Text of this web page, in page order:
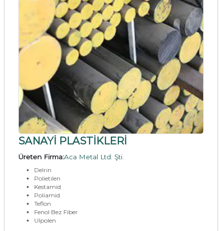
SANAYİ PLASTİKLERİ
Üreten Firma:Aca Metal Ltd. Şti.
Delrin
Polietilen
Kestamid
Poliamid
Teflon
Fenol Bez Fiber
Ulpolen